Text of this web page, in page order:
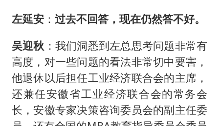
左延安： 过去不回答，现在仍然答不好。
吴迎秋 ：我们洞悉到左总思考问题非常有
高度，对一些问题的看法非常切中要害，
他退休以后担任工业经济联合会的主席，
还兼任安徽省工业经济联合会的常务会
长，安徽专家决策咨询委员会的副主任委